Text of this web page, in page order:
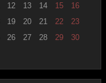
12 13 14 15
16
19 20 21 22
23
26 27 28 29
30